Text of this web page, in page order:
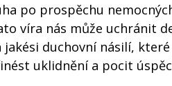
po prospěchu
víra nás může uchránit
jakési duchovní násilí,
uklidnění a pocit